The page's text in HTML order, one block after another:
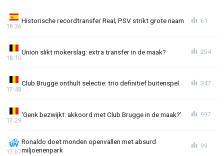
Historische recordtransfer Real; PSV strikt grote naam
18:36
61
Union slikt mokerslag: extra transfer in de maak?
18:10
254
Club Brugge onthult selectie: trio definitief buitenspel
17:48
347
'Genk bezwijkt: akkoord met Club Brugge in de maak?'
17:29
997
Ronaldo doet monden openvallen met absurd
miljoenenpark
17:07
99